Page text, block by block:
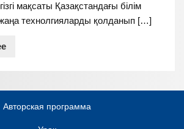
мақсаты Қазақстандағы білім
жаңа технолгияларды қолданып […]
Авторская программа